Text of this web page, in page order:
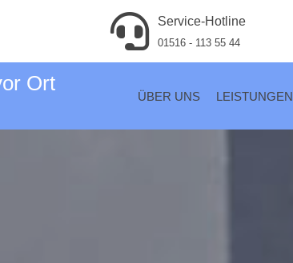
Service-Hotline
01516 - 113 55 44
Ort
ÜBER UNS LEISTUNGEN